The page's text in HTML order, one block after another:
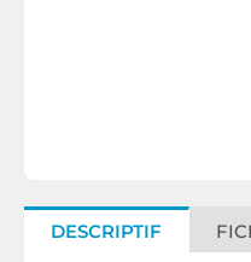
DESCRIPTIF